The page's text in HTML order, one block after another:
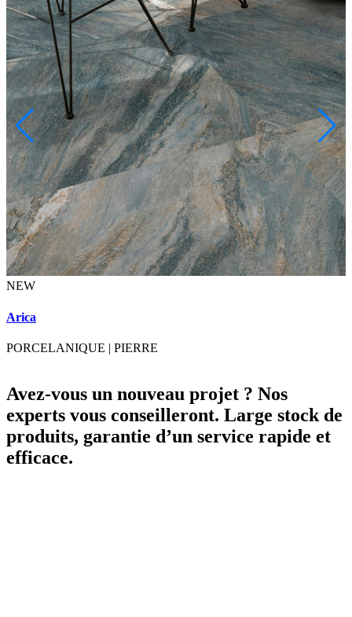
NEW
Arica
PORCELANIQUE | PIERRE
Avez-vous un nouveau projet ? Nos
experts vous conseilleront. Large stock de
produits, garantie d’un service rapide et
efficace.